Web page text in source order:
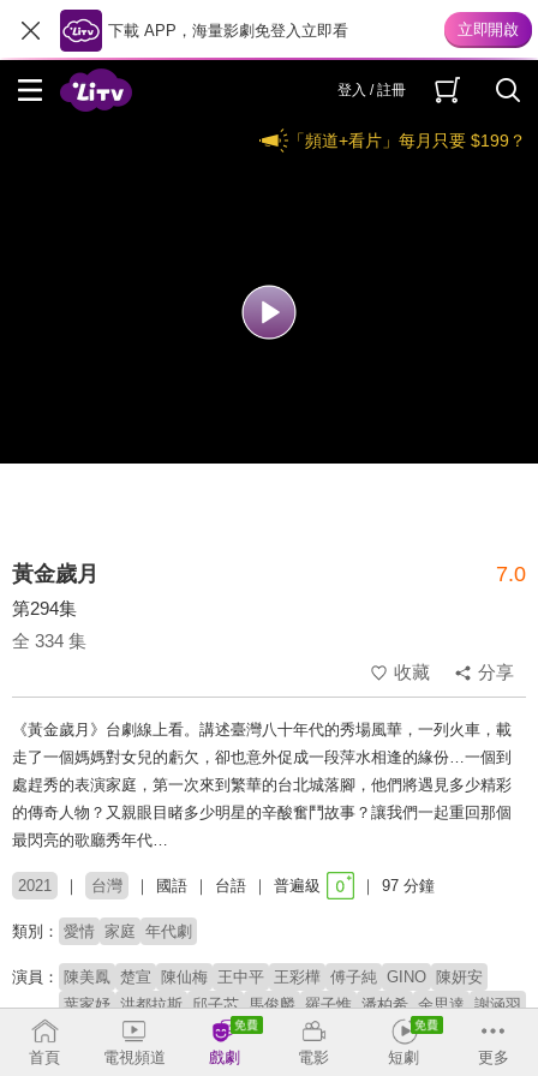
下載 APP，海量影劇免登入立即看
登入 / 註冊
「頻道+看片」每月只要 $199？
黃金歲月 7.0
第294集
全 334 集
收藏
分享
《黃金歲月》台劇線上看。講述臺灣八十年代的秀場風華，一列火車，載
走了一個媽媽對女兒的虧欠，卻也意外促成一段萍水相逢的緣份…一個到
處趕秀的表演家庭，第一次來到繁華的台北城落腳，他們將遇見多少精彩
的傳奇人物？又親眼目睹多少明星的辛酸奮鬥故事？讓我們一起重回那個
最閃亮的歌廳秀年代…
2021 台灣 國語 台語 普遍級 97 分鐘
類別： 愛情 家庭 年代劇
演員： 陳美鳳 楚宣 陳仙梅 王中平 王彩樺 傅子純 GINO 陳妍安
葉家妤 洪都拉斯 邱子芯 馬俊麟 羅子惟 潘柏希 余思達 謝涵羽
瑭霏 王燦 胡鴻達 賴慧如 黃建群 苗真
蘇炳憲
李之勤 岳虹 葉華 霍正奇 張瓊姿 張哲豪 龍天翔
首頁 電視頻道 戲劇 電影 短劇 更多